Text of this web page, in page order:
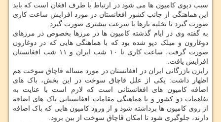
سبب دپوی کامیون ها می شود در ارتباط با طرف افغان است که باید
این هماهنگی از جانب کشور افغانستان در مورد افزایش ساعت کاری
صورت گیرد تا تخلیه بارها با سرعت بیشتری صورت گیرد.
به گفته وی در ایام گذشته کامیون ها در مرزها بخصوص در مرزهای
دوغارون و میلک دپو شده بود که با هماهنگی هایی که در دوغارون
صورت گرفت، ساعت کاری تا ۱۰ شب ایران و ۱۱ شب افغانستان
افزایش یافت.
رایزن بازرگانی ایران در افغانستان در مورد مساله قاچاق سوخت هم
اظهار داشت: یکی از علل قاچاق سوخت در این بخش، باک های
اضافه کامیون های افغانستانی است که لازم است با عنایت به
تفاهمات دو کشور و با هماهنگی مقامات افغانستانی باک های اضافه
از روی کامیون ها برداشته شود و از ورود کامیون هایی که باک اضافه
دارند، جلوگیری شود تا امکان قاچاق سوخت از بین برود.